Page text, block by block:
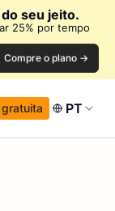
seu jeito.
25% por tempo
Compre o plano →
PT